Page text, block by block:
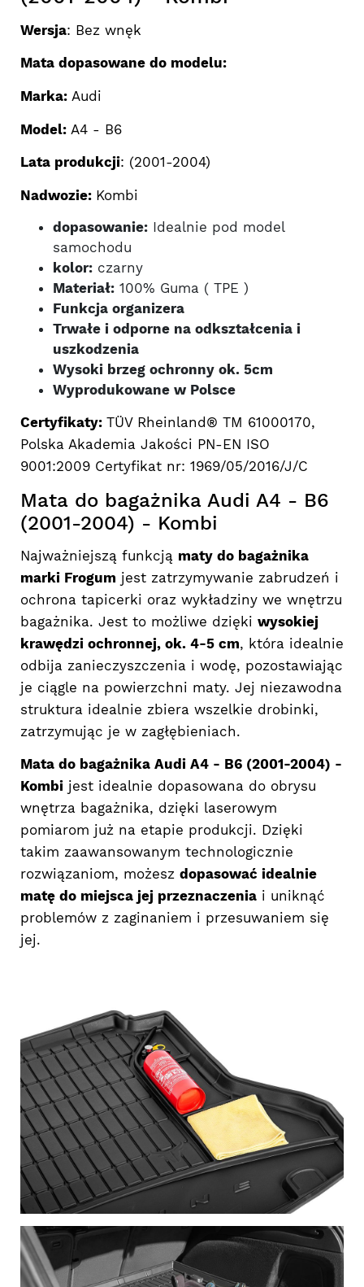
Wersja: Bez wnęk
Mata dopasowane do modelu:
Marka: Audi
Model: A4 - B6
Lata produkcji: (2001-2004)
Nadwozie: Kombi
dopasowanie: Idealnie pod model
samochodu
kolor: czarny
Materiał: 100% Guma ( TPE )
Funkcja organizera
Trwałe i odporne na odkształcenia i
uszkodzenia
Wysoki brzeg ochronny ok. 5cm
Wyprodukowane w Polsce
Certyfikaty: TÜV Rheinland® TM 61000170,
Polska Akademia Jakości PN-EN ISO
9001:2009 Certyfikat nr: 1969/05/2016/J/C
Mata do bagażnika Audi A4 - B6
(2001-2004) - Kombi
Najważniejszą funkcją maty do bagażnika
marki Frogum jest zatrzymywanie zabrudzeń i
ochrona tapicerki oraz wykładziny we wnętrzu
bagażnika. Jest to możliwe dzięki wysokiej
krawędzi ochronnej, ok. 4-5 cm, która idealnie
odbija zanieczyszczenia i wodę, pozostawiając
je ciągle na powierzchni maty. Jej niezawodna
struktura idealnie zbiera wszelkie drobinki,
zatrzymując je w zagłębieniach.
Mata do bagażnika Audi A4 - B6 (2001-2004) -
Kombi jest idealnie dopasowana do obrysu
wnętrza bagażnika, dzięki laserowym
pomiarom już na etapie produkcji. Dzięki
takim zaawansowanym technologicznie
rozwiązaniom, możesz dopasować idealnie
matę do miejsca jej przeznaczenia i uniknąć
problemów z zaginaniem i przesuwaniem się
jej.